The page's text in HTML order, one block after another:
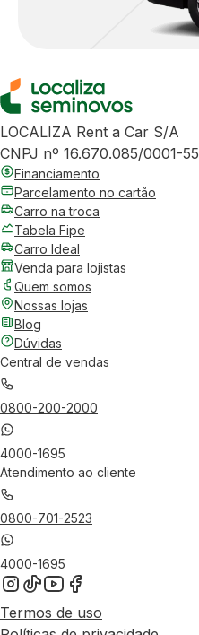
LOCALIZA Rent a Car S/A
CNPJ nº 16.670.085/0001-55
Financiamento
Parcelamento no cartão
Carro na troca
Tabela Fipe
Carro Ideal
Venda para lojistas
Quem somos
Nossas lojas
Blog
Dúvidas
Central de vendas
0800-200-2000
4000-1695
Atendimento ao cliente
0800-701-2523
4000-1695
Termos de uso